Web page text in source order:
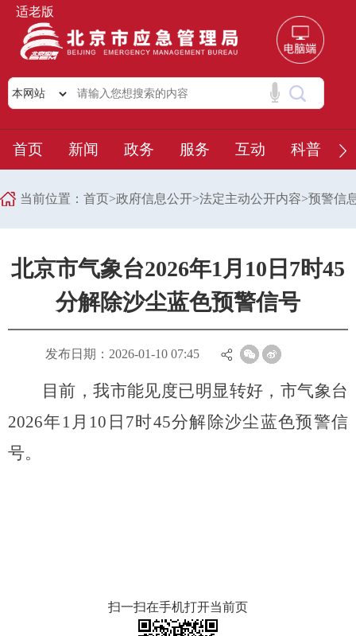
适老版
首页 新闻 政务 服务 互动 科普
当前位置： 首页>政府信息公开>法定主动公开内容>预警信
北京市气象台2026年1月10日7时45
分解除沙尘蓝色预警信号
发布日期：2026-01-10 07:45
目前，我市能见度已明显转好，市气象台
2026年1月10日7时45分解除沙尘蓝色预警信
号。
扫一扫在手机打开当前页